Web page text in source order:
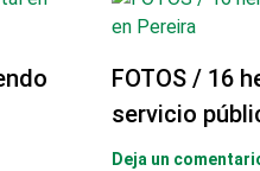
FOTOS / 16
servicio
Deja un